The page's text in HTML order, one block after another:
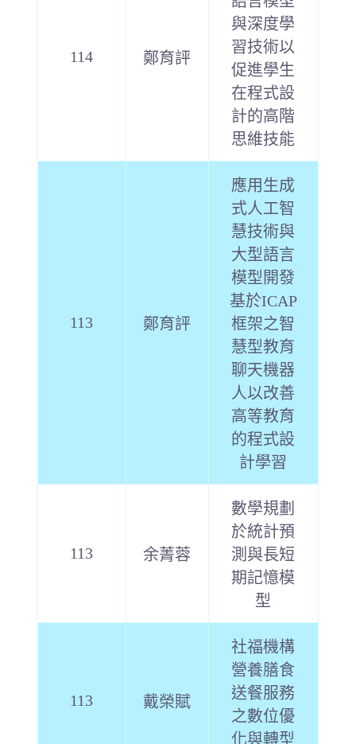
114 鄭育評
與深度學
習技術以
促進學生
在程式設
計的高階
思維技能
113 鄭育評
應用生成
式人工智
慧技術與
大型語言
模型開發
基於ICAP
框架之智
慧型教育
聊天機器
人以改善
高等教育
的程式設
計學習
113 余菁蓉
數學規劃
於統計預
測與長短
期記憶模
型
113 戴榮賦
社福機構
營養膳食
送餐服務
之數位優
化與轉型